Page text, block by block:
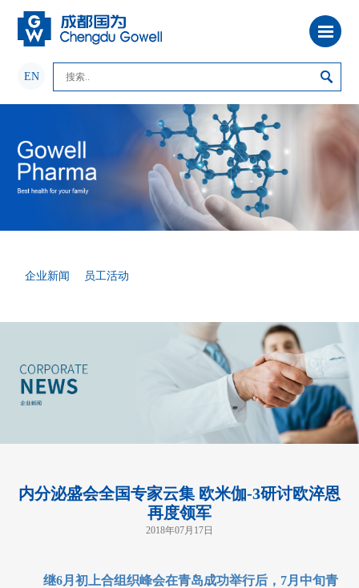
EN
企业新闻 员工活动
内分泌盛会全国专家云集 欧米伽-3研讨欧淬恩
再度领军
2018年07月17日
继6月初上合组织峰会在青岛成功举行后，7月中旬青